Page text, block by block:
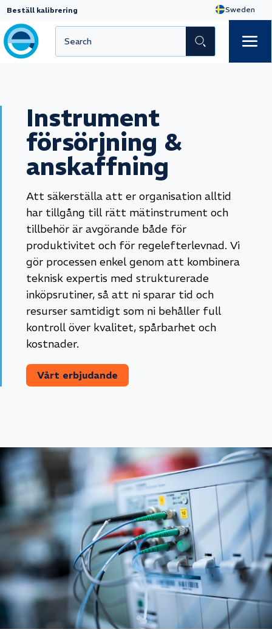
Beställ kalibrering
Instrument
försörjning &
anskaffning
Att säkerställa att er organisation alltid
har tillgång till rätt mätinstrument och
tillbehör är avgörande både för
produktivitet och för regelefterlevnad. Vi
gör processen enkel genom att kombinera
teknisk expertis med strukturerade
inköpsrutiner, så att ni sparar tid och
resurser samtidigt som ni behåller full
kontroll över kvalitet, spårbarhet och
kostnader.
Vårt erbjudande